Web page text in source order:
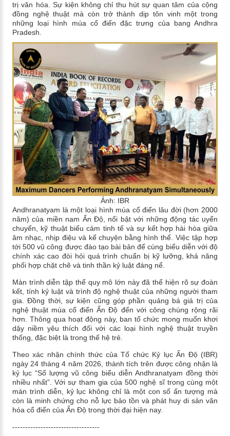
trị văn hóa. Sự kiện không chỉ thu hút sự quan tâm của cộng
đồng nghệ thuật mà còn trở thành dịp tôn vinh một trong
những loại hình múa cổ điển đặc trưng của bang Andhra
Pradesh.
Ảnh: IBR
Andhranatyam là một loại hình múa cổ điển lâu đời (hơn 2000
năm) của miền nam Ấn Độ, nổi bật với những động tác uyển
chuyển, kỹ thuật biểu cảm tinh tế và sự kết hợp hài hòa giữa
âm nhạc, nhịp điệu và kể chuyện bằng hình thể. Việc tập hợp
tới 500 vũ công được đào tạo bài bản để cùng biểu diễn với độ
chính xác cao đòi hỏi quá trình chuẩn bị kỹ lưỡng, khả năng
phối hợp chặt chẽ và tinh thần kỷ luật đáng nể.
Màn trình diễn tập thể quy mô lớn này đã thể hiện rõ sự đoàn
kết, tính kỷ luật và trình độ nghệ thuật của những người tham
gia. Đồng thời, sự kiện cũng góp phần quảng bá giá trị của
nghệ thuật múa cổ điển Ấn Độ đến với công chúng rộng rãi
hơn. Thông qua hoạt động này, ban tổ chức mong muốn khơi
dậy niềm yêu thích đối với các loại hình nghệ thuật truyền
thống, đặc biệt là trong thế hệ trẻ.
Theo xác nhận chính thức của Tổ chức Kỷ lục Ấn Độ (IBR)
ngày 24 tháng 4 năm 2026, thành tích trên được công nhận là
kỷ lục “Số lượng vũ công biểu diễn Andhranatyam đồng thời
nhiều nhất”. Với sự tham gia của 500 nghệ sĩ trong cùng một
màn trình diễn, kỷ lục không chỉ là một con số ấn tượng mà
còn là minh chứng cho nỗ lực bảo tồn và phát huy di sản văn
hóa cổ điển của Ấn Độ trong thời đại hiện nay.
----------------------------------